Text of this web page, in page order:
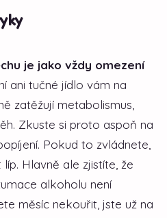
je jako vždy omezení
ani tučné jídlo vám na
zatěžují metabolismus,
Zkuste si proto aspoň na
Pokud to zvládnete,
Hlavně ale zjistíte, že
alkoholu není
měsíc nekouřit, jste už na